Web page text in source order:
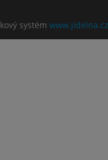
systém www.jidelna.cz